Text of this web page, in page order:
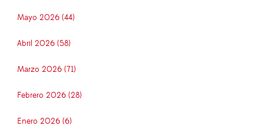
Mayo 2026 (44)
Abril 2026 (58)
Marzo 2026 (71)
Febrero 2026 (28)
Enero 2026 (6)